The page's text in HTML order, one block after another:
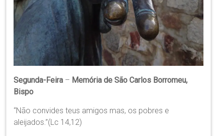
Segunda-Feira – Memória de São Carlos Borromeu,
Bispo
“Não convides teus amigos mas, os pobres e
aleijados.”(Lc 14,12)